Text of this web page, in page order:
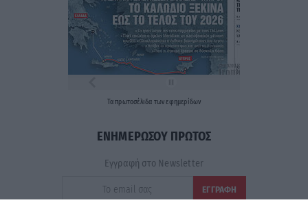
Ταπρωτοσέλιδα τωνεφημερίδων
ΕΝΗΜΕΡΩΣΟΥ ΠΡΩΤΟΣ
Εγγραφή στο Newsletter